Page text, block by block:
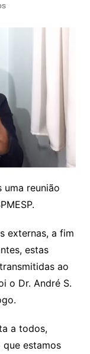
uma reunião
externas, a fim
estas
ao
o Dr. André S.
a todos,
estamos